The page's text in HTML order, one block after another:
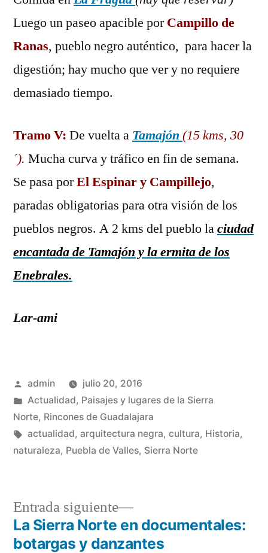
Luego un paseo apacible porCampillo de
Ranas, pueblo negro auténtico, para hacer la
digestión; hay mucho que ver y no requiere
demasiado tiempo.
Tramo V: De vuelta a Tamajón (15 kms, 30
´). Mucha curva y tráfico en fin de semana.
Se pasa porEl Espinar y Campillejo,
paradas obligatorias para otra visión de los
pueblos negros. A 2 kms del pueblo laciudad
encantada de Tamajón y la ermita de los
Enebrales.
Lar-ami
Publicado
por
admin
julio 20, 2016
Publicado
en
Actualidad, Paisajes y lugares de la Sierra
Norte, Rincones de Guadalajara
Etiquetas:
actualidad, arquitectura negra, cultura, Historia,
naturaleza, Puebla de Valles, Sierra Norte
Navegación
Entrada siguiente
Entrada
siguiente:
La Sierra Norte en documentales:
botargas y danzantes